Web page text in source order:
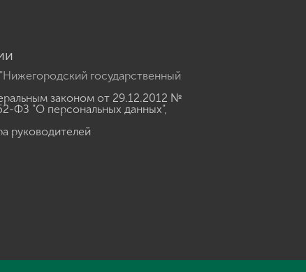
государственный
законом от 29.12.2012 №
ФЗ "О персональных данных",
руководителей